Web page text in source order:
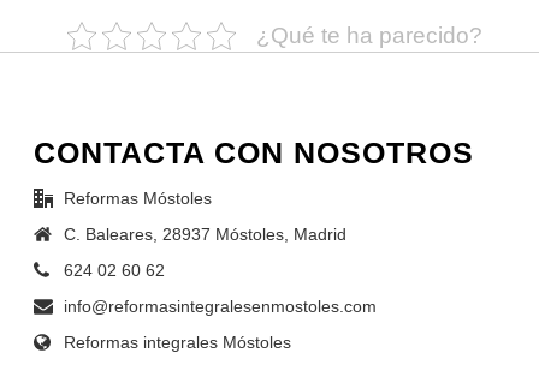
¿Qué te ha parecido?
CONTACTA CON NOSOTROS
Reformas Móstoles
C. Baleares, 28937 Móstoles, Madrid
624 02 60 62
info@reformasintegralesenmostoles.com
Reformas integrales Móstoles